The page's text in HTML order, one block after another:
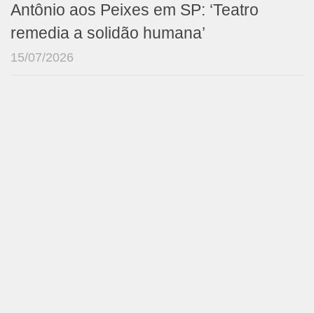
Antônio aos Peixes em SP: ‘Teatro
remedia a solidão humana’
15/07/2026